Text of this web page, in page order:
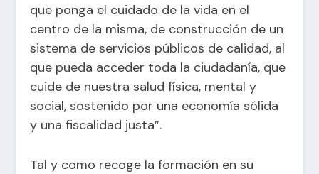
que ponga el cuidado de la vida en el
centro de la misma, de construcción de un
sistema de servicios públicos de calidad, al
que pueda acceder toda la ciudadanía, que
cuide de nuestra salud física, mental y
social, sostenido por una economía sólida
y una fiscalidad justa”.
Tal y como recoge la formación en su